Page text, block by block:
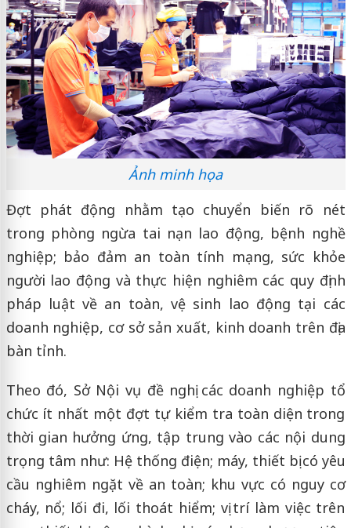
Ảnh minh họa
Đợt phát động nhằm tạo chuyển biến rõ nét
trong phòng ngừa tai nạn lao động, bệnh nghề
nghiệp; bảo đảm an toàn tính mạng, sức khỏe
người lao động và thực hiện nghiêm các quy định
pháp luật về an toàn, vệ sinh lao động tại các
doanh nghiệp, cơ sở sản xuất, kinh doanh trên địa
bàn tỉnh.
Theo đó, Sở Nội vụ đề nghị các doanh nghiệp tổ
chức ít nhất một đợt tự kiểm tra toàn diện trong
thời gian hưởng ứng, tập trung vào các nội dung
trọng tâm như: Hệ thống điện; máy, thiết bị có yêu
cầu nghiêm ngặt về an toàn; khu vực có nguy cơ
cháy, nổ; lối đi, lối thoát hiểm; vị trí làm việc trên